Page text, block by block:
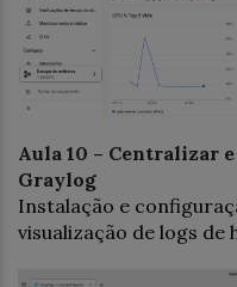
Aula 10 – Centralizar
Graylog
Instalação e
visualização de logs de